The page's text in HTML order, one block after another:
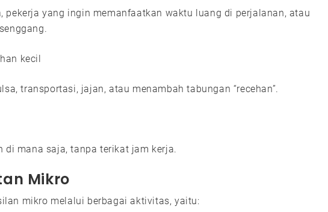
pekerja yang ingin memanfaatkan waktu luang di perjalanan, atau
kecil
transportasi, jajan, atau menambah tabungan “recehan”.
di mana saja, tanpa terikat jam kerja.
Mikro
mikro melalui berbagai aktivitas, yaitu: